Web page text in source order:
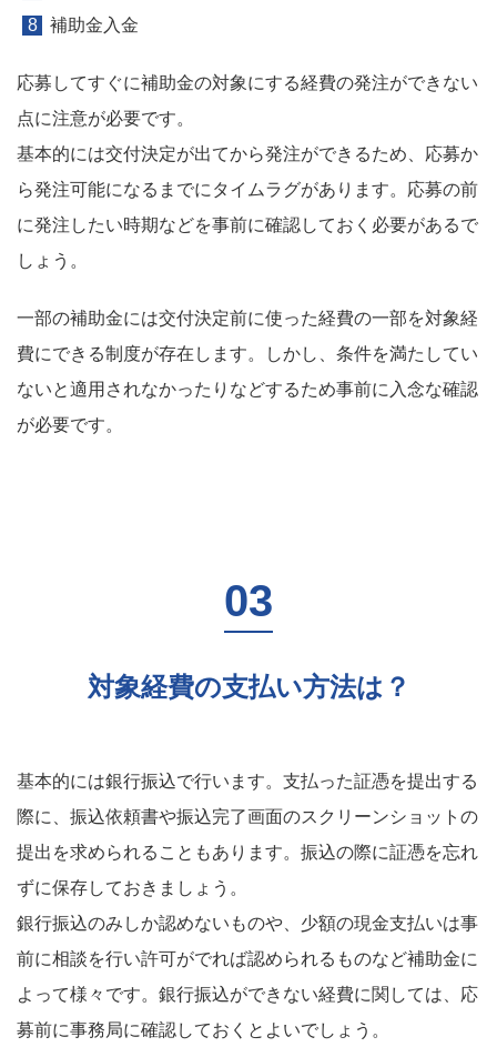
補助金入金
応募してすぐに補助金の対象にする経費の発注ができない
点に注意が必要です。
基本的には交付決定が出てから発注ができるため、応募か
ら発注可能になるまでにタイムラグがあります。応募の前
に発注したい時期などを事前に確認しておく必要があるで
しょう。
一部の補助金には交付決定前に使った経費の一部を対象経
費にできる制度が存在します。しかし、条件を満たしてい
ないと適用されなかったりなどするため事前に入念な確認
が必要です。
対象経費の支払い方法は？
基本的には銀行振込で行います。支払った証憑を提出する
際に、振込依頼書や振込完了画面のスクリーンショットの
提出を求められることもあります。振込の際に証憑を忘れ
ずに保存しておきましょう。
銀行振込のみしか認めないものや、少額の現金支払いは事
前に相談を行い許可がでれば認められるものなど補助金に
よって様々です。銀行振込ができない経費に関しては、応
募前に事務局に確認しておくとよいでしょう。